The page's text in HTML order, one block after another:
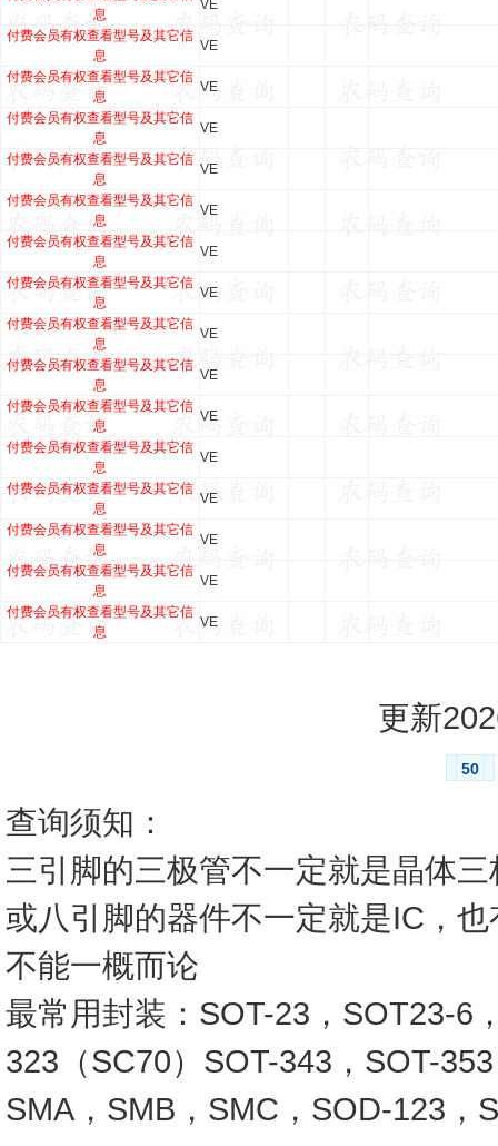
息
VE
付费会员有权查看型号及其它信
息
VE
付费会员有权查看型号及其它信
息
VE
付费会员有权查看型号及其它信
息
VE
付费会员有权查看型号及其它信
息
VE
付费会员有权查看型号及其它信
息
VE
付费会员有权查看型号及其它信
息
VE
付费会员有权查看型号及其它信
息
VE
付费会员有权查看型号及其它信
息
VE
付费会员有权查看型号及其它信
息
VE
付费会员有权查看型号及其它信
息
VE
付费会员有权查看型号及其它信
息
VE
付费会员有权查看型号及其它信
息
VE
付费会员有权查看型号及其它信
息
VE
付费会员有权查看型号及其它信
息
VE
付费会员有权查看型号及其它信
息
VE
更新
50
查询须知：
三引脚的三极管不一定就是晶体
或八引脚的器件不一定就是IC，
不能一概而论
最常用封装：SOT-23，SOT23-6
323（SC70）SOT-343，SOT-
SMA，SMB，SMC，SOD-123，